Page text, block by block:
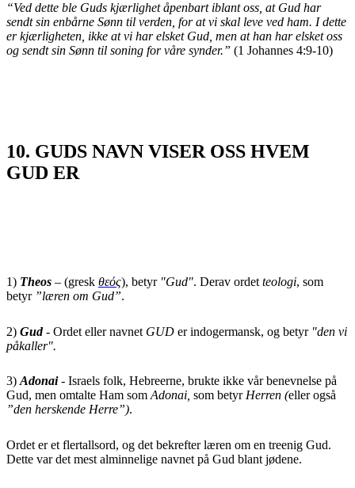
“Ved dette ble Guds kjærlighet åpenbart iblant oss, at Gud har
sendt sin enbårne Sønn til verden, for at vi skal leve ved ham. I dette
er kjærligheten, ikke at vi har elsket Gud, men at han har elsket oss
og sendt sin Sønn til soning for våre synder.” (1 Johannes 4:9-10)
10. GUDS NAVN VISER OSS HVEM
GUD ER
1) Theos – (gresk θεός), betyr "Gud". Derav ordet teologi, som
betyr ”læren om Gud”.
2) Gud- Ordet eller navnet GUD er indogermansk, og betyr "den vi
påkaller".
3) Adonai- Israels folk, Hebreerne, brukte ikke vår benevnelse på
Gud, men omtalte Ham som Adonai, som betyr Herren (eller også
”den herskende Herre”).
Ordet er et flertallsord, og det bekrefter læren om en treenig Gud.
Dette var det mest alminnelige navnet på Gud blant jødene.